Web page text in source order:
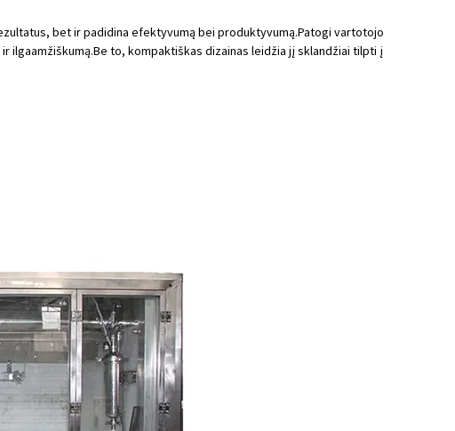
bet ir padidina efektyvumą bei produktyvumą.Patogi vartotojo
ilgaamžiškumą.Be to, kompaktiškas dizainas leidžia jį sklandžiai tilpti į